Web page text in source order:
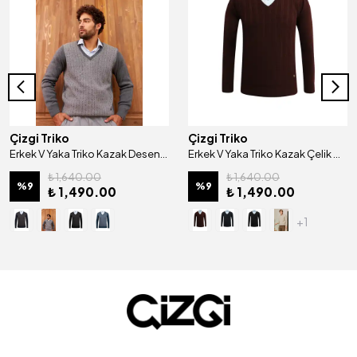
Çizgi Triko
Erkek V Yaka Triko Kazak Desenli Kol ve Bel Lastikli Çelik Örgü Klasik Kalıp - 5007D
%9
₺ 1,640.00
₺ 1,490.00
Çizgi Triko
Erkek V Yaka Triko Kazak Çelik Örgü Desenli Klasik Kalıp - 5209D
%9
₺ 1,640.00
₺ 1,490.00
+1